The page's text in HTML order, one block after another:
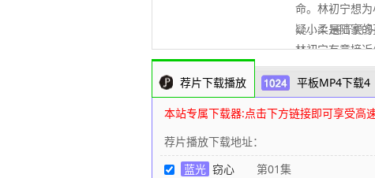
命。林初宁想
疑小柔是陆家
林初宁有意接
行员，正需要
各怀鬼胎的恋
陆司宴的姐姐
根据小说《闪
.......... 展开更
荐片下载播放 平板MP4下载4
本站专属下载器:点击下方链接即可享受高
荐片播放下载地址：
蓝光 窃心 第01集